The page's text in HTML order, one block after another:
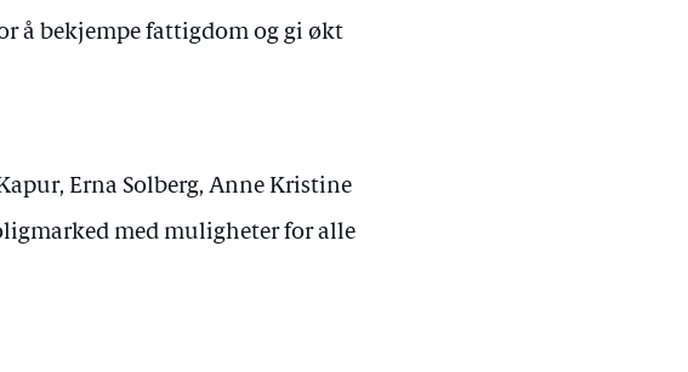
å bekjempe fattigdom og gi økt
Erna Solberg, Anne Kristine
med muligheter for alle